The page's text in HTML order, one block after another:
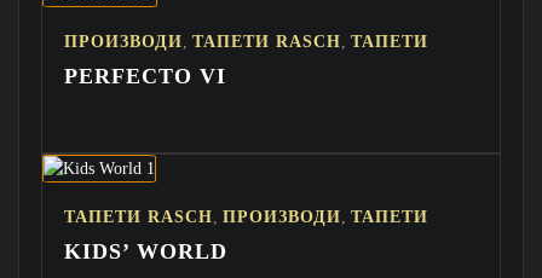
ПРОИЗВОДИ, ТАПЕТИ RASCH, ТАПЕТИ
PERFECTO VI
ТАПЕТИ RASCH ПРОИЗВОДИ ТАПЕТИ
KIDS’ WORLD